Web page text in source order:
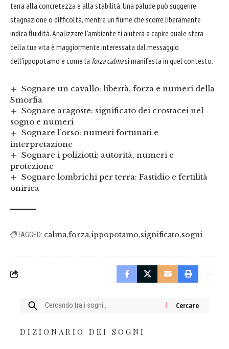
terra alla concretezza e alla stabilità. Una palude può suggerire
stagnazione o difficoltà, mentre un fiume che scorre liberamente
indica fluidità. Analizzare l'ambiente ti aiuterà a capire quale sfera
della tua vita è maggiormente interessata dal messaggio
dell'ippopotamo e come la forza calmasi manifesta in quel contesto.
Sognare un cavallo: libertà, forza e numeri della
Smorfia
Sognare aragoste: significato dei crostacei nel
sogno e numeri
Sognare l’orso: numeri fortunati e
interpretazione
Sognare i poliziotti: autorità, numeri e
protezione
Sognare lombrichi per terra: Fastidio e fertilità
onirica
TAGGED: calma forza ippopotamo significato sogni
Cercare:
DIZIONARIO DEI SOGNI